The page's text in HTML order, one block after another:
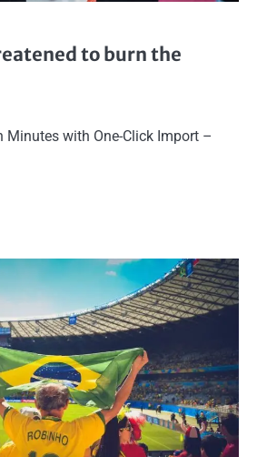
to burn the
Minutes with One-Click Import –